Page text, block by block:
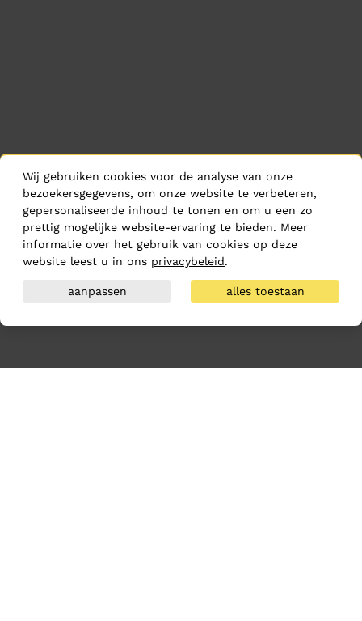
Wij gebruiken cookies voor de analyse van onze
bezoekersgegevens, om onze website te verbeteren,
gepersonaliseerde inhoud te tonen en om u een zo
prettig mogelijke website-ervaring te bieden. Meer
informatie over het gebruik van cookies op deze
website leest u in ons privacybeleid.
aanpassen alles toestaan